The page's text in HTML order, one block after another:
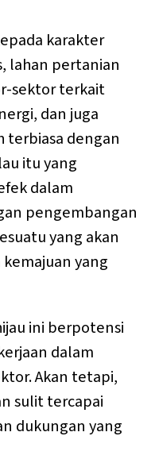
karakter
lahan pertanian
sektor terkait
dan juga
terbiasa dengan
itu yang
dalam
pengembangan
yang akan
yang
ini berpotensi
dalam
Akan tetapi,
sulit tercapai
dukungan yang